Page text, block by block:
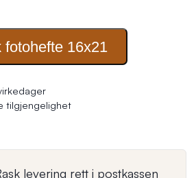
fotohefte 16x21
tilgjengelighet
levering rett i postkassen